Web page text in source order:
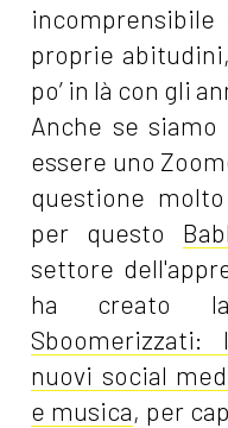
proprie
po’ in là con gli
Anche se
essere uno
questione
per questo
settore
ha creato
nuovi social
e musica, per